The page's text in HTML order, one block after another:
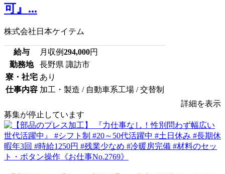
可』...
株式会社日本ケイテム
給与 月収例294,000円
勤務地
長野県 諏訪市
寮・社宅 あり
仕事内容 加工・製造 / 自動車系工場 / 交替制
詳細を表示
募集が停止しています